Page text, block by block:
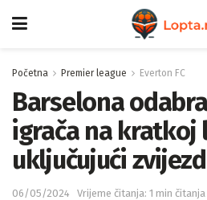
Početna Premier league Everton FC
Barselona
igrača na kratkoj
uključujući
06/05/2024 Vrijeme čitanja: 1 min čitanja